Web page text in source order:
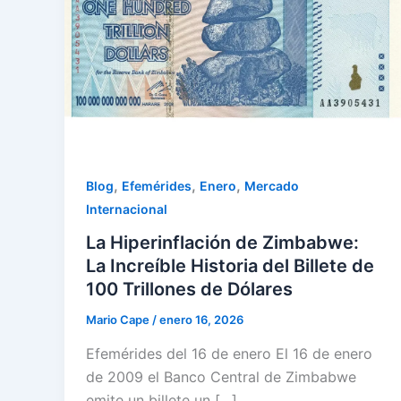
Blog, Efemérides, Enero, Mercado
Internacional
La Hiperinflación de Zimbabwe:
La Increíble Historia del Billete de
100 Trillones de Dólares
Mario Cape/enero 16, 2026
Efemérides del 16 de enero El 16 de enero
de 2009 el Banco Central de Zimbabwe